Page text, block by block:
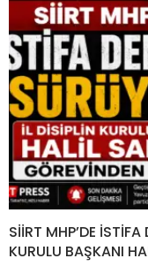
SİİRT MHP’DE İSTİFA
KURULU BAŞKANI